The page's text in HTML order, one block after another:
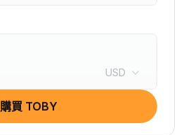
USD
購買 TOBY